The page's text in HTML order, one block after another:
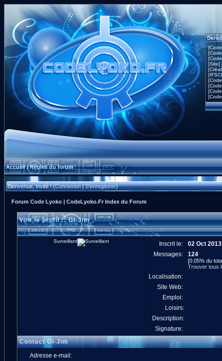
[Site]
Accueil|Règles du forum
Bienvenue, Invité ! (Connexion|S'enregistrer)
Forum Code Lyoko | CodeLyoko.Fr Index du Forum
Voir le profil :: GI-Jim
Surveillant Inscrit le:
02 Oct 2013
Messages:
124
[0.05% du
Trouver tous
Localisation:
Site Web:
Emploi:
Loisirs:
Description:
Signature:
Contact GI-Jim
Adresse e-mail: